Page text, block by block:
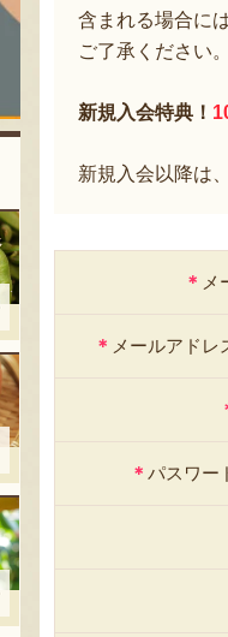
含まれる場合に
ご了承ください。
新規入会特典！
新規入会以降は、
＊ メ
＊ メールアドレ
＊ パスワー